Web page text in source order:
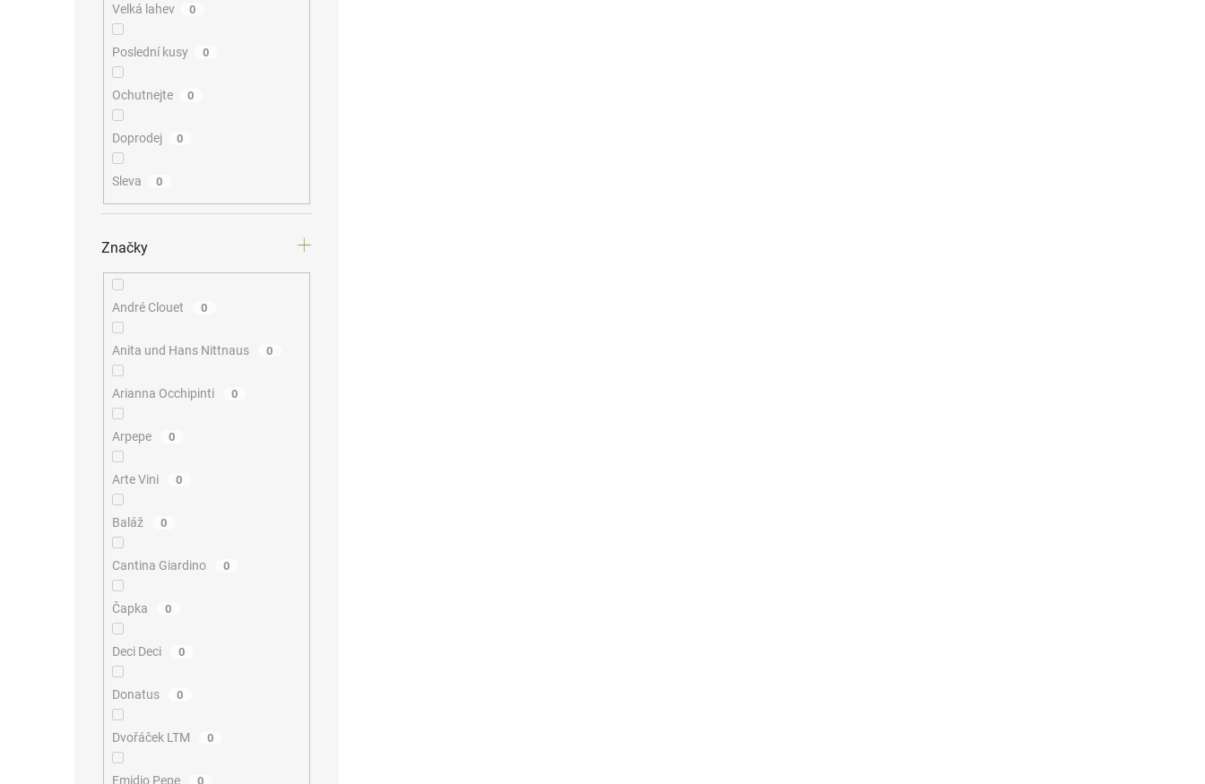
Velká lahev 0
Poslední kusy 0
Ochutnejte 0
Doprodej 0
Sleva 0
Značky
André Clouet 0
Anita und Hans Nittnaus 0
Arianna Occhipinti 0
Arpepe 0
Arte Vini 0
Baláž 0
Cantina Giardino 0
Čapka 0
Deci Deci 0
Donatus 0
Dvořáček LTM 0
Emidio Pepe 0